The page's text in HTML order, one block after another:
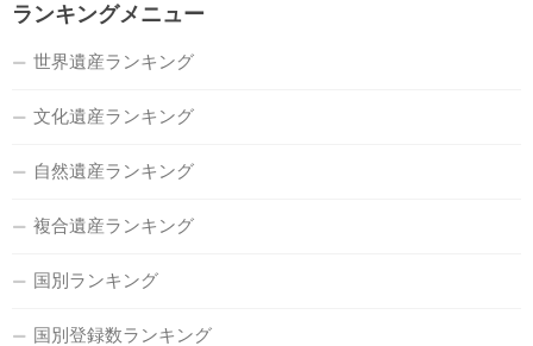
ランキングメニュー
世界遺産ランキング
文化遺産ランキング
自然遺産ランキング
複合遺産ランキング
国別ランキング
国別登録数ランキング